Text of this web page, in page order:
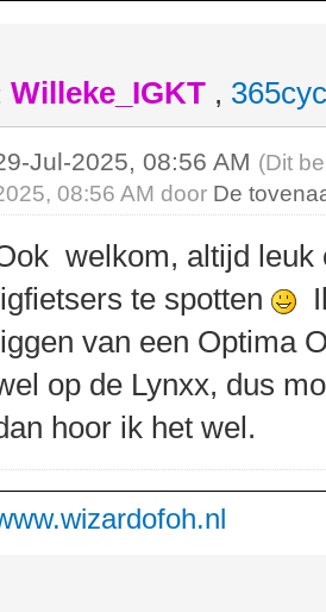
Willeke_IGKT ,
Jul-2025, 08:56 AM (Dit
08:56 AM door De
welkom, altijd leuk
te spotten
van een Optima
op de Lynxx, dus
hoor ik het wel.